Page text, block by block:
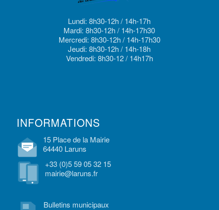
Lundi: 8h30-12h / 14h-17h
Mardi: 8h30-12h / 14h-17h30
Mercredi: 8h30-12h / 14h-17h30
Jeudi: 8h30-12h / 14h-18h
Vendredi: 8h30-12 / 14h17h
INFORMATIONS
15 Place de la Mairie
64440 Laruns
+33 (0)5 59 05 32 15
mairie@laruns.fr
Bulletins municipaux